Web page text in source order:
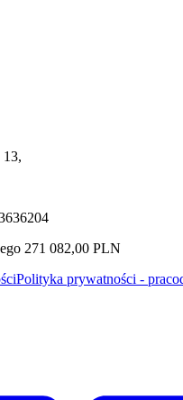
13,
271 082,00 PLN
Polityka prywatności -